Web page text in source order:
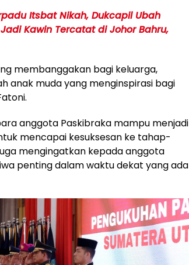
Itsbat Nikah, Dukcapil Ubah
Kawin Tercatat di Johor Bahru,
membanggakan bagi keluarga,
anak muda yang menginspirasi bagi
anggota Paskibraka mampu menjadi
mencapai kesuksesan ke tahap-
mengingatkan kepada anggota
penting dalam waktu dekat yang ada